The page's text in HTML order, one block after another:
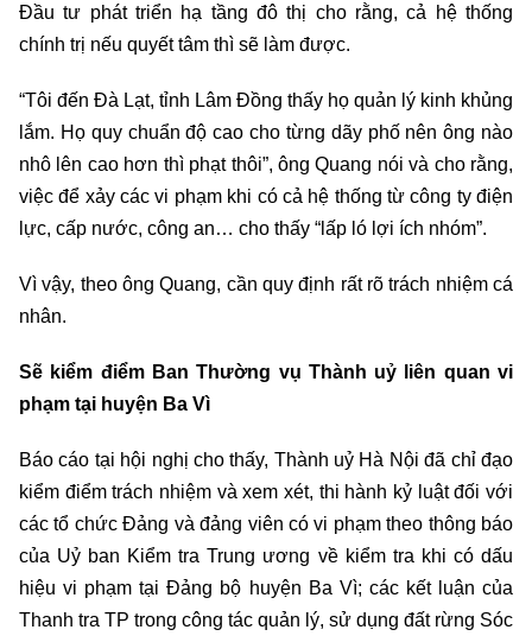
Đầu tư phát triển hạ tầng đô thị cho rằng, cả hệ thống
chính trị nếu quyết tâm thì sẽ làm được.
“Tôi đến Đà Lạt, tỉnh Lâm Đồng thấy họ quản lý kinh khủng
lắm. Họ quy chuẩn độ cao cho từng dãy phố nên ông nào
nhô lên cao hơn thì phạt thôi”, ông Quang nói và cho rằng,
việc để xảy các vi phạm khi có cả hệ thống từ công ty điện
lực, cấp nước, công an… cho thấy “lấp ló lợi ích nhóm”.
Vì vậy, theo ông Quang, cần quy định rất rõ trách nhiệm cá
nhân.
Sẽ kiểm điểm Ban Thường vụ Thành uỷ liên quan vi
phạm tại huyện Ba Vì
Báo cáo tại hội nghị cho thấy, Thành uỷ Hà Nội đã chỉ đạo
kiểm điểm trách nhiệm và xem xét, thi hành kỷ luật đối với
các tổ chức Đảng và đảng viên có vi phạm theo thông báo
của Uỷ ban Kiểm tra Trung ương về kiểm tra khi có dấu
hiệu vi phạm tại Đảng bộ huyện Ba Vì; các kết luận của
Thanh tra TP trong công tác quản lý, sử dụng đất rừng Sóc